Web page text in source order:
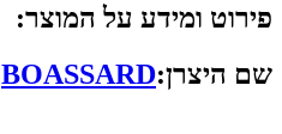
פירוט ומידע על המוצר:
שם היצרן:BOASSARD